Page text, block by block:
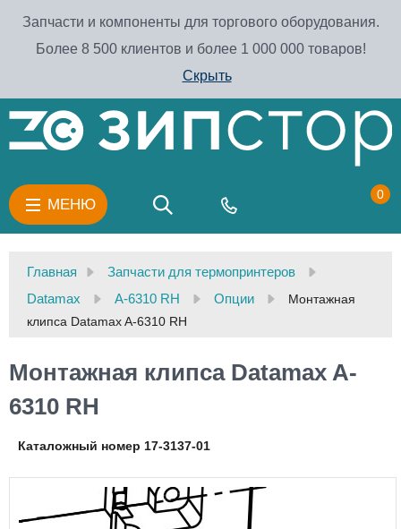
Запчасти и компоненты для торгового оборудования.
Более 8 500 клиентов и более 1 000 000 товаров!
Скрыть
МЕНЮ
0
Главная
Запчасти для термопринтеров
Datamax
A-6310 RH Опции
Монтажная
клипса Datamax A-6310 RH
Монтажная клипса Datamax A-
6310 RH
Каталожный номер 17-3137-01